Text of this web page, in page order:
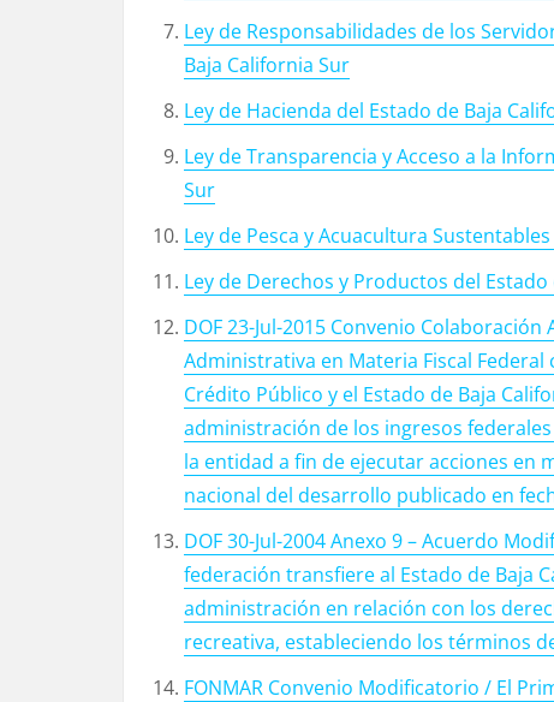
Ley de Responsabilidades de los
Baja California Sur
Ley de Hacienda del Estado de Baja
Ley de Transparencia y Acceso a la
Sur
Ley de Pesca y Acuacultura
Ley de Derechos y Productos del
DOF 23-Jul-2015 Convenio
Administrativa en Materia Fiscal
Crédito Público y el Estado de Baja
administración de los ingresos
la entidad a fin de ejecutar acciones en
nacional del desarrollo publicado en
DOF 30-Jul-2004 Anexo 9 – Acuerdo
federación transfiere al Estado de Baja
administración en relación con los
recreativa, estableciendo los términos
FONMAR Convenio Modificatorio / El